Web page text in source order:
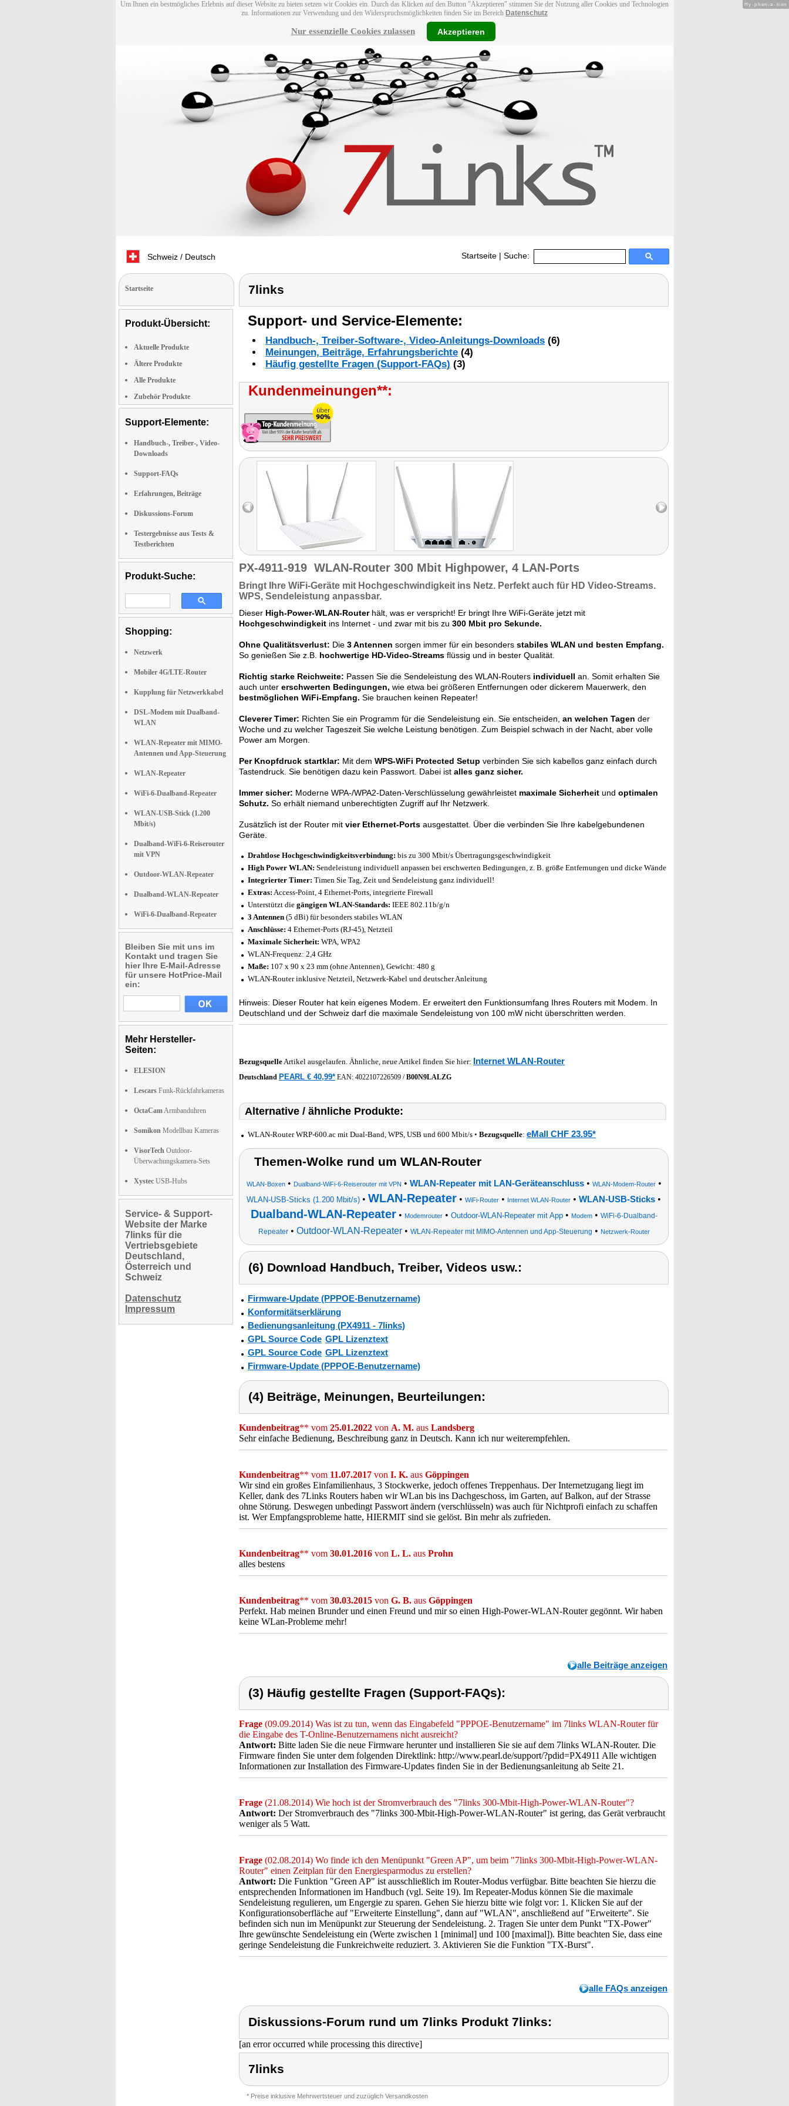
Um Ihnen ein bestmögliches Erlebnis auf dieser Website zu bieten setzen wir Cookies ein. Durch das Klicken auf den Button "Akzeptieren" stimmen Sie der Nutzung aller Cookies und Technologien
zu. Informationen zur Verwendung und den Widerspruchsmöglichkeiten finden Sie im Bereich Datenschutz
Nur essenzielle Cookies zulassen Akzeptieren
Schweiz / Deutsch Startseite | Suche:
Startseite
Produkt-Übersicht:
Aktuelle Produkte
Ältere Produkte
Alle Produkte
Zubehör Produkte
Support-Elemente:
Handbuch-, Treiber-, Video-
Downloads
Support-FAQs
Erfahrungen, Beiträge
Diskussions-Forum
Testergebnisse aus Tests &
Testberichten
Produkt-Suche:
Shopping:
Netzwerk
Mobiler 4G/LTE-Router
Kupplung für Netzwerkkabel
DSL-Modem mit Dualband-
WLAN
WLAN-Repeater mit MIMO-
Antennen und App-Steuerung
WLAN-Repeater
WiFi-6-Dualband-Repeater
WLAN-USB-Stick (1.200
Mbit/s)
Dualband-WiFi-6-Reiserouter
mit VPN
Outdoor-WLAN-Repeater
Dualband-WLAN-Repeater
WiFi-6-Dualband-Repeater
Bleiben Sie mit uns im
Kontakt und tragen Sie
hier Ihre E-Mail-Adresse
für unsere HotPrice-Mail
ein:
Mehr Hersteller-
Seiten:
ELESION
Lescars Funk-Rückfahrkameras
OctaCamArmbanduhren
Somikon Modellbau Kameras
VisorTech Outdoor-
Überwachungskamera-Sets
Xystec USB-Hubs
Service- & Support-
Website der Marke
7links für die
Vertriebsgebiete
Deutschland,
Österreich und
Schweiz
Datenschutz
Impressum
7links
Support- und Service-Elemente:
Handbuch-, Treiber-Software-, Video-Anleitungs-Downloads (6)
Meinungen, Beiträge, Erfahrungsberichte (4)
Häufig gestellte Fragen (Support-FAQs) (3)
Kundenmeinungen**:
PX-4911-919 WLAN-Router 300 Mbit Highpower, 4 LAN-Ports
Bringt Ihre WiFi-Geräte mit Hochgeschwindigkeit ins Netz. Perfekt auch für HD Video-Streams.
WPS, Sendeleistung anpassbar.
Dieser High-Power-WLAN-Routerhält, was er verspricht! Er bringt Ihre WiFi-Geräte jetzt mit
Hochgeschwindigkeit ins Internet - und zwar mit bis zu 300 Mbit pro Sekunde.
Ohne Qualitätsverlust: Die 3 Antennen sorgen immer für ein besonders stabiles WLAN und besten Empfang.
So genießen Sie z.B. hochwertige HD-Video-Streams flüssig und in bester Qualität.
Richtig starke Reichweite: Passen Sie die Sendeleistung des WLAN-Routers individuell an. Somit erhalten Sie
auch unter erschwerten Bedingungen, wie etwa bei größeren Entfernungen oder dickerem Mauerwerk, den
bestmöglichen WiFi-Empfang. Sie brauchen keinen Repeater!
Cleverer Timer: Richten Sie ein Programm für die Sendeleistung ein. Sie entscheiden, an welchen Tagen der
Woche und zu welcher Tageszeit Sie welche Leistung benötigen. Zum Beispiel schwach in der Nacht, aber volle
Power am Morgen.
Per Knopfdruck startklar: Mit dem WPS-WiFi Protected Setup verbinden Sie sich kabellos ganz einfach durch
Tastendruck. Sie benötigen dazu kein Passwort. Dabei ist alles ganz sicher.
Immer sicher: Moderne WPA-/WPA2-Daten-Verschlüsselung gewährleistet maximale Sicherheit und optimalen
Schutz. So erhält niemand unberechtigten Zugriff auf Ihr Netzwerk.
Zusätzlich ist der Router mit vier Ethernet-Ports ausgestattet. Über die verbinden Sie Ihre kabelgebundenen
Geräte.
Drahtlose Hochgeschwindigkeitsverbindung: bis zu 300 Mbit/s Übertragungsgeschwindigkeit
High Power WLAN: Sendeleistung individuell anpassen bei erschwerten Bedingungen, z. B. größe Entfernungen und dicke Wände
Integrierter Timer: Timen Sie Tag, Zeit und Sendeleistung ganz individuell!
Extras: Access-Point, 4 Ethernet-Ports, integrierte Firewall
Unterstützt die gängigen WLAN-Standards: IEEE 802.11b/g/n
3 Antennen (5 dBi) für besonders stabiles WLAN
Anschlüsse: 4 Ethernet-Ports (RJ-45), Netzteil
Maximale Sicherheit: WPA, WPA2
WLAN-Frequenz: 2,4 GHz
Maße: 107 x 90 x 23 mm (ohne Antennen), Gewicht: 480 g
WLAN-Router inklusive Netzteil, Netzwerk-Kabel und deutscher Anleitung
Hinweis: Dieser Router hat kein eigenes Modem. Er erweitert den Funktionsumfang Ihres Routers mit Modem. In
Deutschland und der Schweiz darf die maximale Sendeleistung von 100 mW nicht überschritten werden.
BezugsquelleArtikel ausgelaufen. Ähnliche, neue Artikel finden Sie hier: Internet WLAN-Router
Deutschland PEARL € 40,99* EAN: 4022107226509 /B00N9LALZG
Alternative / ähnliche Produkte:
WLAN-Router WRP-600.ac mit Dual-Band, WPS, USB und 600 Mbit/s • Bezugsquelle: eMall CHF 23.95*
Themen-Wolke rund um WLAN-Router
WLAN-Boxen• Dualband-WiFi-6-Reiserouter mit VPN • WLAN-Repeater mit LAN-Geräteanschluss• WLAN-Modem-Router•
WLAN-USB-Sticks (1.200 Mbit/s) • WLAN-Repeater • WiFi-Router • Internet WLAN-Router • WLAN-USB-Sticks •
Dualband-WLAN-Repeater• Modemrouter• Outdoor-WLAN-Repeater mit App• Modem• WiFi-6-Dualband-
Repeater• Outdoor-WLAN-Repeater• WLAN-Repeater mit MIMO-Antennen und App-Steuerung • Netzwerk-Router
(6) Download Handbuch, Treiber, Videos usw.:
Firmware-Update (PPPOE-Benutzername)
Konformitätserklärung
Bedienungsanleitung (PX4911 - 7links)
GPL Source Code GPL Lizenztext
GPL Source Code GPL Lizenztext
Firmware-Update (PPPOE-Benutzername)
(4) Beiträge, Meinungen, Beurteilungen:
Kundenbeitrag** vom 25.01.2022 von A. M. aus Landsberg
Sehr einfache Bedienung, Beschreibung ganz in Deutsch. Kann ich nur weiterempfehlen.
Kundenbeitrag** vom 11.07.2017 von I. K. aus Göppingen
Wir sind ein großes Einfamilienhaus, 3 Stockwerke, jedoch offenes Treppenhaus. Der Internetzugang liegt im
Keller, dank des 7Links Routers haben wir WLan bis ins Dachgeschoss, im Garten, auf Balkon, auf der Strasse
ohne Störung. Deswegen unbedingt Passwort ändern (verschlüsseln) was auch für Nichtprofi einfach zu schaffen
ist. Wer Empfangsprobleme hatte, HIERMIT sind sie gelöst. Bin mehr als zufrieden.
Kundenbeitrag** vom 30.01.2016 von L. L. aus Prohn
alles bestens
Kundenbeitrag** vom 30.03.2015 von G. B. aus Göppingen
Perfekt. Hab meinen Brunder und einen Freund und mir so einen High-Power-WLAN-Router gegönnt. Wir haben
keine WLan-Probleme mehr!
alle Beiträge anzeigen
(3) Häufig gestellte Fragen (Support-FAQs):
Frage (09.09.2014) Was ist zu tun, wenn das Eingabefeld "PPPOE-Benutzername" im 7links WLAN-Router für
die Eingabe des T-Online-Benutzernamens nicht ausreicht?
Antwort: Bitte laden Sie die neue Firmware herunter und installieren Sie sie auf dem 7links WLAN-Router. Die
Firmware finden Sie unter dem folgenden Direktlink: http://www.pearl.de/support/?pdid=PX4911 Alle wichtigen
Informationen zur Installation des Firmware-Updates finden Sie in der Bedienungsanleitung ab Seite 21.
Frage (21.08.2014) Wie hoch ist der Stromverbrauch des "7links 300-Mbit-High-Power-WLAN-Router"?
Antwort: Der Stromverbrauch des "7links 300-Mbit-High-Power-WLAN-Router" ist gering, das Gerät verbraucht
weniger als 5 Watt.
Frage (02.08.2014) Wo finde ich den Menüpunkt "Green AP", um beim "7links 300-Mbit-High-Power-WLAN-
Router" einen Zeitplan für den Energiesparmodus zu erstellen?
Antwort: Die Funktion "Green AP" ist ausschließlich im Router-Modus verfügbar. Bitte beachten Sie hierzu die
entsprechenden Informationen im Handbuch (vgl. Seite 19). Im Repeater-Modus können Sie die maximale
Sendeleistung regulieren, um Engergie zu sparen. Gehen Sie hierzu bitte wie folgt vor: 1. Klicken Sie auf der
Konfigurationsoberfläche auf "Erweiterte Einstellung", dann auf "WLAN", anschließend auf "Erweiterte". Sie
befinden sich nun im Menüpunkt zur Steuerung der Sendeleistung. 2. Tragen Sie unter dem Punkt "TX-Power"
Ihre gewünschte Sendeleistung ein (Werte zwischen 1 [minimal] und 100 [maximal]). Bitte beachten Sie, dass eine
geringe Sendeleistung die Funkreichweite reduziert. 3. Aktivieren Sie die Funktion "TX-Burst".
alle FAQs anzeigen
Diskussions-Forum rund um 7links Produkt 7links:
[an error occurred while processing this directive]
7links
* Preise inklusive Mehrwertsteuer und zuzüglich Versandkosten
Hy-phen-a-tion